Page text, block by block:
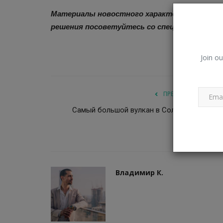
Join
Материалы новостного характера нельзя
решения посоветуйтесь со специалистом.
ПРЕДЫДУЩАЯ
Самый большой вулкан в Солнечной
Владимир К.
Владимир К. Янв 11, 2023 0
Ставим цели правильно: способы, которые